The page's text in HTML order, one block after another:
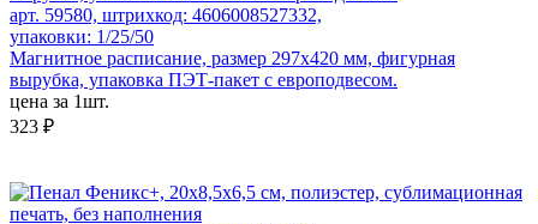
арт. 59580, штрихкод: 4606008527332,
упаковки: 1/25/50
Магнитное расписание, размер 297х420 мм, фигурная
вырубка, упаковка ПЭТ-пакет с европодвесом.
цена за 1шт.
323 ₽